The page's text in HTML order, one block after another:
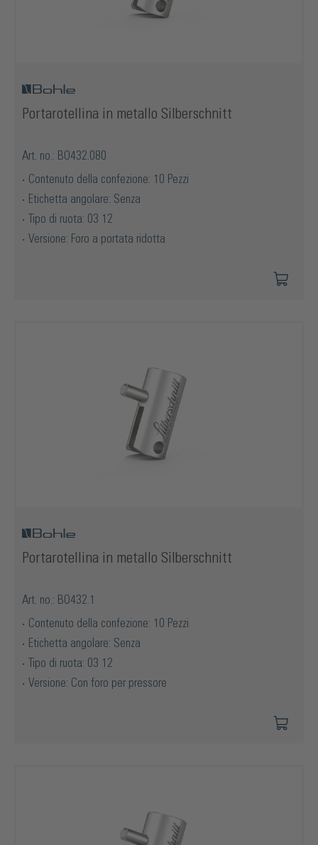
Portarotellina in metallo Silberschnitt
Art. no.: BO432.080
Contenuto della confezione: 10 Pezzi
Etichetta angolare: Senza
Tipo di ruota: 03 12
Versione: Foro a portata ridotta
Portarotellina in metallo Silberschnitt
Art. no.: BO432.1
Contenuto della confezione: 10 Pezzi
Etichetta angolare: Senza
Tipo di ruota: 03 12
Versione: Con foro per pressore